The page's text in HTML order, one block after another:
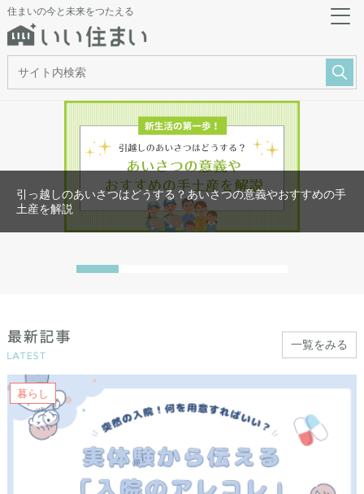
住まいの今と未来をつたえる
引っ越しのあいさつはどうする？あいさつの意義やおすすめの手
土産を解説
一覧をみる
暮らし